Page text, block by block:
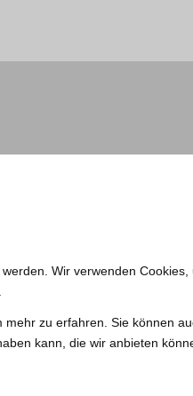
Wir verwenden
zu erfahren. Sie können
kann, die wir anbieten